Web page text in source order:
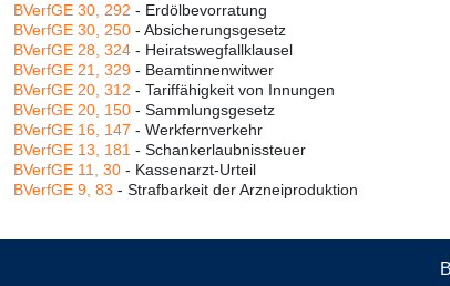
BVerfGE 30, 292 - Erdölbevorratung
BVerfGE 30, 250 - Absicherungsgesetz
BVerfGE 28, 324 - Heiratswegfallklausel
BVerfGE 21, 329 - Beamtinnenwitwer
BVerfGE 20, 312 - Tariffähigkeit von Innungen
BVerfGE 20, 150 - Sammlungsgesetz
BVerfGE 16, 147 - Werkfernverkehr
BVerfGE 13, 181 - Schankerlaubnissteuer
BVerfGE 11, 30 - Kassenarzt-Urteil
BVerfGE 9, 83 - Strafbarkeit der Arzneiproduktion